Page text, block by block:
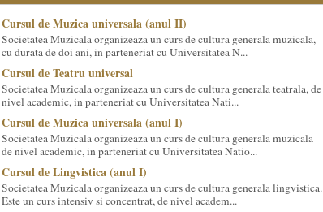
Cursul de Muzica universala (anul II)
Societatea Muzicala organizeaza un curs de cultura generala muzicala,
cu durata de doi ani, in parteneriat cu Universitatea N...
Cursul de Teatru universal
Societatea Muzicala organizeaza un curs de cultura generala teatrala, de
nivel academic, in parteneriat cu Universitatea Nati...
Cursul de Muzica universala (anul I)
Societatea Muzicala organizeaza un curs de cultura generala muzicala
de nivel academic, in parteneriat cu Universitatea Natio...
Cursul de Lingvistica (anul I)
Societatea Muzicala organizeaza un curs de cultura generala lingvistica.
Este un curs intensiv si concentrat, de nivel academ...